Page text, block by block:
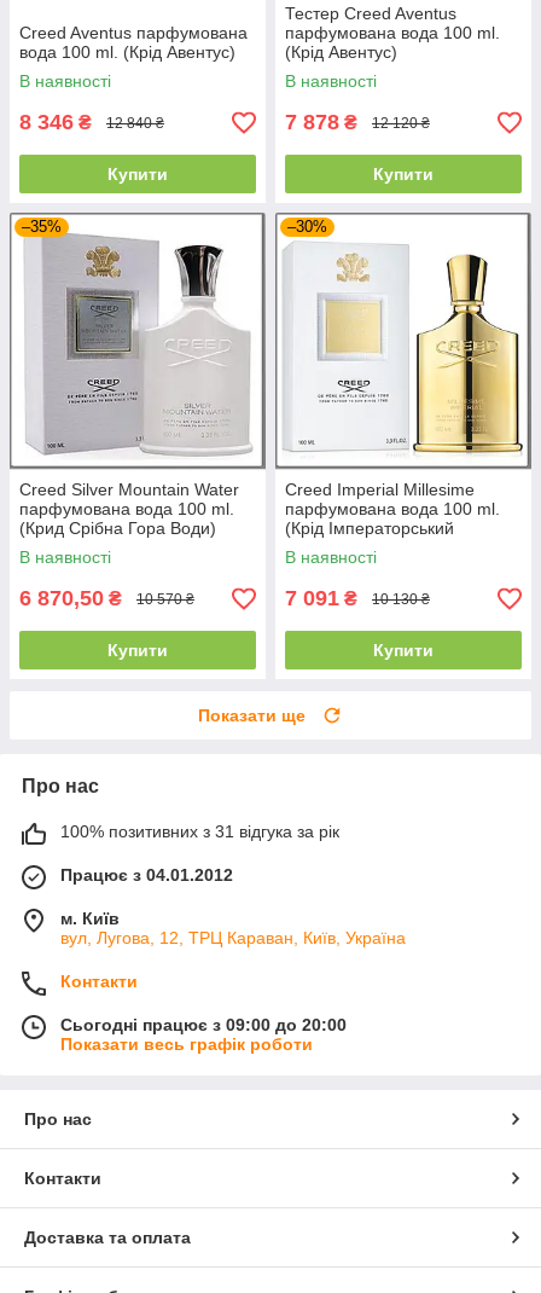
Creed Aventus парфумована
вода 100 ml. (Крід Авентус)
В наявності
8 346 ₴ 12 840 ₴
Купити
Тестер Creed Aventus
парфумована вода 100 ml.
(Крід Авентус)
В наявності
7 878 ₴ 12 120 ₴
Купити
–35%
Creed Silver Mountain Water
парфумована вода 100 ml.
(Крид Срібна Гора Води)
В наявності
6 870,50 ₴ 10 570 ₴
Купити
–30%
Creed Imperial Millesime
парфумована вода 100 ml.
(Крід Імператорський
Миллезим)
В наявності
7 091 ₴ 10 130 ₴
Купити
Показати ще
Про нас
100% позитивних з 31 відгука за рік
Працює з 04.01.2012
м. Київ
вул, Лугова, 12, ТРЦ Караван, Київ, Україна
Контакти
Сьогодні працює з 09:00 до 20:00
Показати весь графік роботи
Про нас
Контакти
Доставка та оплата